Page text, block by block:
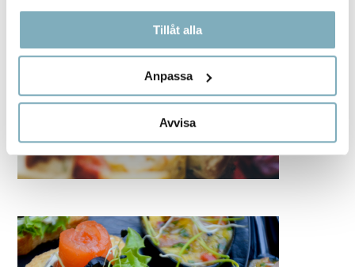
Tillåt alla
Anpassa
Avvisa